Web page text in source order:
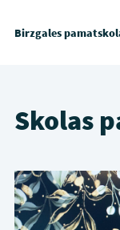
Birzgales
Skolas